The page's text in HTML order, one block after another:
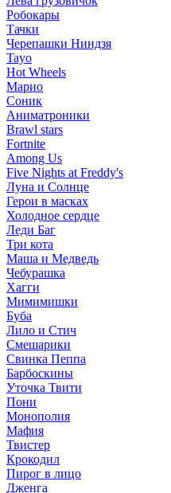
Робокары
Тачки
Черепашки Ниндзя
Tayo
Hot Wheels
Марио
Соник
Аниматроники
Brawl stars
Fortnite
Among Us
Five Nights at Freddy's
Луна и Солнце
Герои в масках
Холодное сердце
Леди Баг
Три кота
Маша и Медведь
Чебурашка
Хагги
Мимимишки
Буба
Лило и Стич
Смешарики
Свинка Пеппа
Барбоскины
Уточка Твити
Пони
Монополия
Мафия
Твистер
Крокодил
Пирог в лицо
Дженга